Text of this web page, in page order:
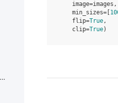
image=images ,
min_sizes=
flip=True,
clip=True)